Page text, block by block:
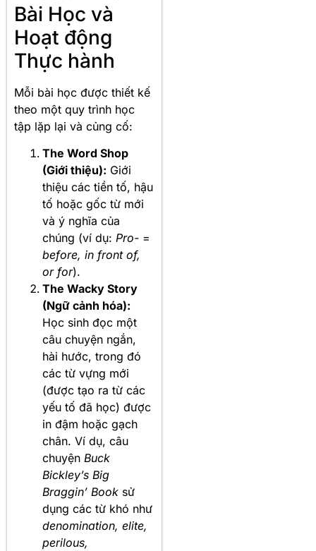
Bài Học và
Hoạt động
Thực hành
Mỗi bài học được thiết kế
theo một quy trình học
tập lặp lại và củng cố:
The Word Shop
(Giới thiệu): Giới
thiệu các tiền tố, hậu
tố hoặc gốc từ mới
và ý nghĩa của
chúng (ví dụ: Pro- =
before, in front of,
or for).
The Wacky Story
(Ngữ cảnh hóa):
Học sinh đọc một
câu chuyện ngắn,
hài hước, trong đó
các từ vựng mới
(được tạo ra từ các
yếu tố đã học) được
in đậm hoặc gạch
chân. Ví dụ, câu
chuyện Buck
Bickley’s Big
Braggin’ Book sử
dụng các từ khó như
denomination, elite,
perilous,